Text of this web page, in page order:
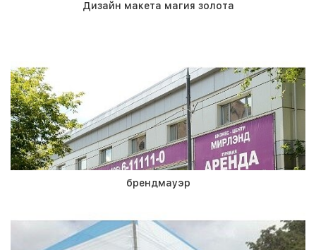
Дизайн макета магия золота
брендмауэр